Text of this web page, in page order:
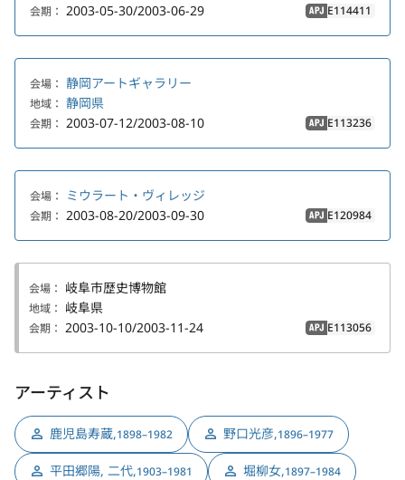
会期： 2003-05-30/2003-06-29 APJ E114411
会場： 静岡アートギャラリー
地域： 静岡県
会期： 2003-07-12/2003-08-10 APJ E113236
会場： ミウラート・ヴィレッジ
会期： 2003-08-20/2003-09-30 APJ E120984
会場： 岐阜市歴史博物館
地域： 岐阜県
会期： 2003-10-10/2003-11-24 APJ E113056
アーティスト
鹿児島寿蔵,1898–1982 野口光彦,1896–1977
平田郷陽, 二代,1903–1981 堀柳女,1897–1984